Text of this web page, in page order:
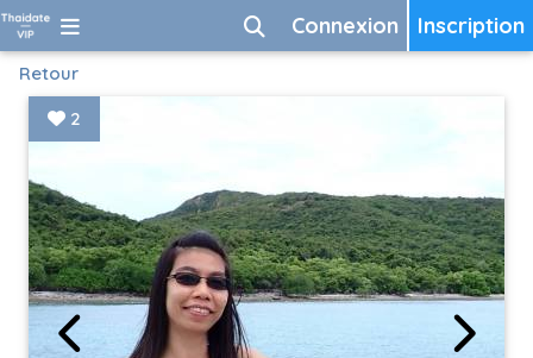
Inscription
Connexion
Retour
2